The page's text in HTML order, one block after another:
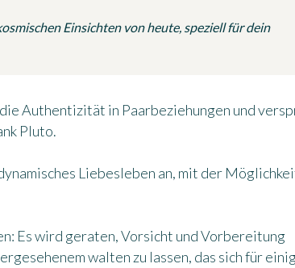
Einsichten von heute, speziell für dein
Authentizität in Paarbeziehungen und
Pluto.
Liebesleben an, mit der
Es wird geraten, Vorsicht und Vorbereitung
walten zu lassen, das sich für